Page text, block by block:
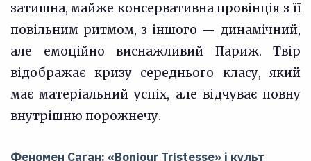
затишна, майже консервативна провінція з її
повільним ритмом, з іншого — динамічний,
але емоційно виснажливий Париж. Твір
відображає кризу середнього класу, який
має матеріальний успіх, але відчуває повну
внутрішню порожнечу.
Феномен Саган: «Bonjour Tristesse» і культ